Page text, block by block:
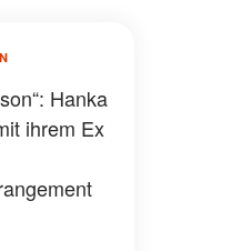
Hanka
ihrem Ex